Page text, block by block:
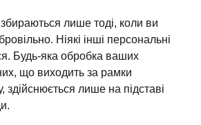
лише тоді, коли ви
Ніякі інші персональні
Будь-яка обробка ваших
що виходить за рамки
здійснюється лише на підставі